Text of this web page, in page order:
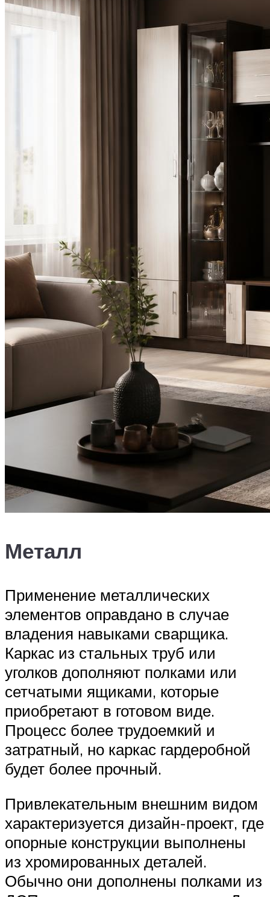
Металл
Применение металлических
элементов оправдано в случае
владения навыками сварщика.
Каркас из стальных труб или
уголков дополняют полками или
сетчатыми ящиками, которые
приобретают в готовом виде.
Процесс более трудоемкий и
затратный, но каркас гардеробной
будет более прочный.
Привлекательным внешним видом
характеризуется дизайн-проект, где
опорные конструкции выполнены
из хромированных деталей.
Обычно они дополнены полками из